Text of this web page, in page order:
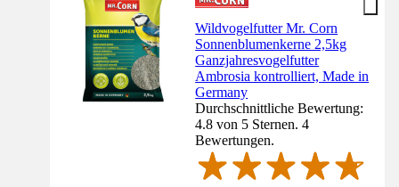
Wildvogelfutter Mr. Corn
Sonnenblumenkerne 2,5kg
Ganzjahresvogelfutter
Ambrosia kontrolliert, Made in
Germany
Durchschnittliche Bewertung:
4.8 von 5 Sternen. 4
Bewertungen.